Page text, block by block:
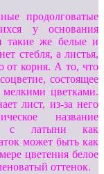
продолговатые
у основания
такие же белые и
стебля, а листья,
от корня. А то, что
состоящее
цветками.
лист, из-за него
название
с латыни как
может быть как
цветения белое
оттенок.